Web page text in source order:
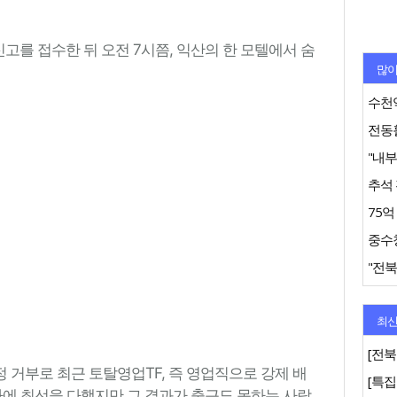
를 접수한 뒤 오전 7시쯤, 익산의 한 모텔에서 숨
거부로 최근 토탈영업TF, 즉 영업직으로 강제 배
많
수천
추석
"전
최
[전